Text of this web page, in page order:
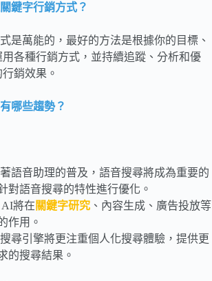
鍵字行銷方式？
是萬能的，最好的方法是根據你的目標、
各種行銷方式，並持續追蹤、分析和優
銷效果。
哪些趨勢？
著語音助理的普及，語音搜尋將成為重要的
對語音搜尋的特性進行優化。
AI將在 關鍵字研究 、內容生成、廣告投放等
作用。
搜尋引擎將更注重個人化搜尋體驗，提供更
的搜尋結果。